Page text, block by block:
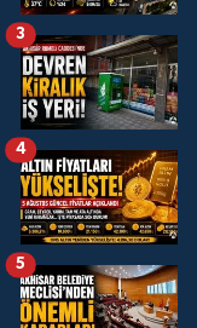
3
4
5